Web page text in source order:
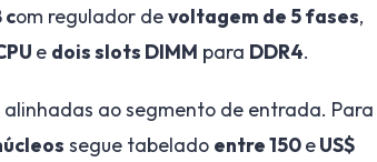
com regulador devoltagem de 5 fases,
e dois slots DIMM para DDR4.
ao segmento de entrada. Para
segue tabelado entre 150eUS$